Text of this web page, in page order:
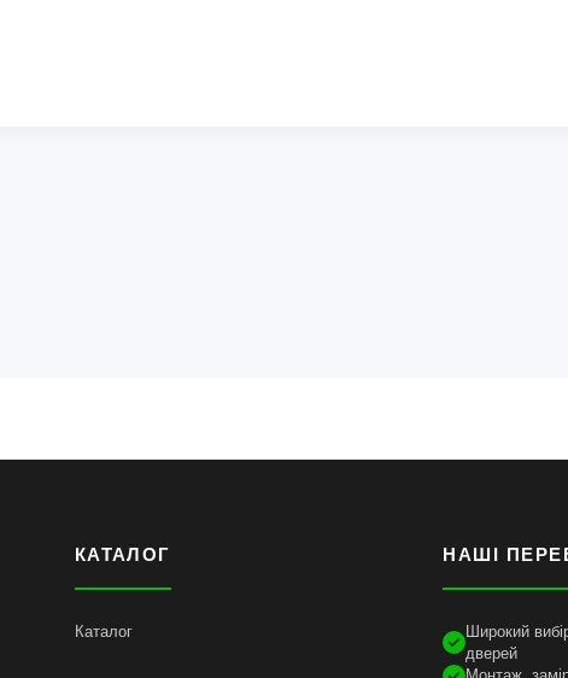
КАТАЛОГ
Каталог
НАШІ
Широкий
дверей